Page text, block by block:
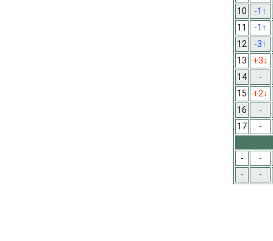
10
-1 ↑
11
-1 ↑
12
-3↑
13
+3↓
14
-
15
+2↓
16
-
17
-
-
-
-
-